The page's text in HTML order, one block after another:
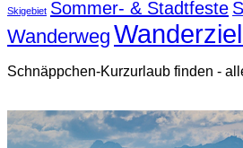
Skigebiet Sommer- & Stadtfeste
Wanderweg
Schnäppchen-Kurzurlaub finden -